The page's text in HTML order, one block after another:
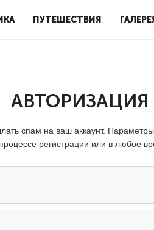
ПУТЕШЕСТВИЯ
АВТОРИЗАЦИЯ
спам на ваш аккаунт.
регистрации или в любое